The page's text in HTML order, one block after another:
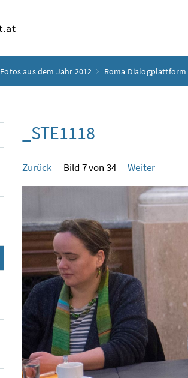
Fotos aus dem Jahr 2012 Roma Dialogplattform
_STE1118
Zurück Bild 7 von 34 Weiter